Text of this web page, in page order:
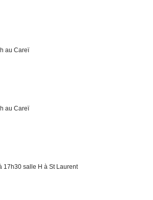
au Careï
au Careï
17h30 salle H à St Laurent